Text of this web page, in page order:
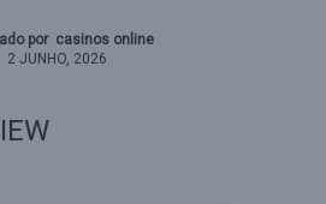
por casinos online
2 JUNHO, 2026